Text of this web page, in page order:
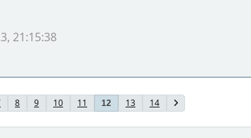
21:15:38
8 9 10 11 12 13 14